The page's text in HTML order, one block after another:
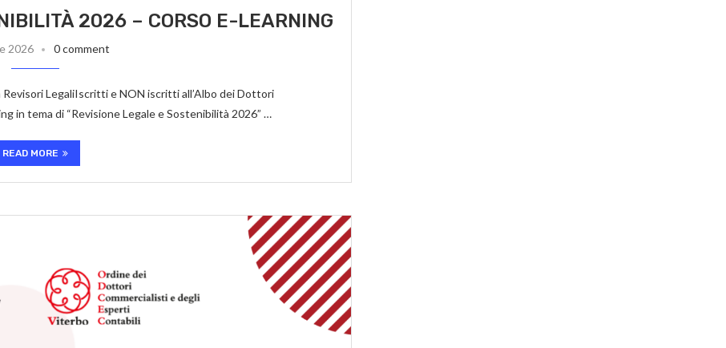
2026 – CORSO E-LEARNING
2026 0 comment
LegaliIscritti e NON iscritti all’Albo dei Dottori
in tema di “Revisione Legale e Sostenibilità 2026” …
READ MORE